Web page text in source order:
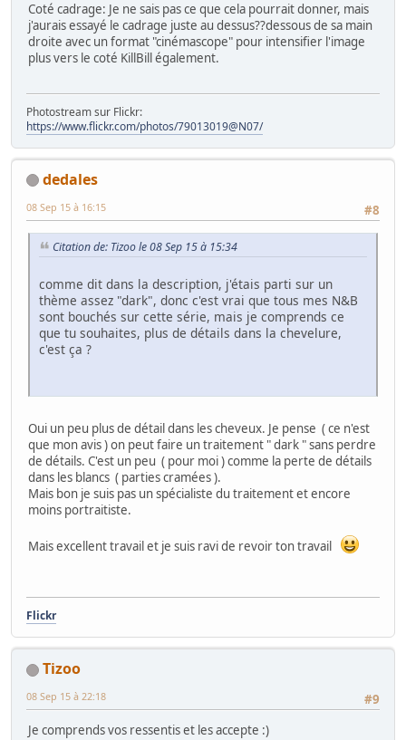
Coté cadrage: Je ne sais pas ce que cela pourrait donner, mais
j'aurais essayé le cadrage juste au dessus??dessous de sa main
droite avec un format "cinémascope" pour intensifier l'image
plus vers le coté KillBill également.
Photostream sur Flickr:
https://www.flickr.com/photos/79013019@N07/
dedales
#8
08 Sep 15 à 16:15
Citation de: Tizoo le 08 Sep 15 à 15:34
comme dit dans la description, j'étais parti sur un
thème assez "dark", donc c'est vrai que tous mes N&B
sont bouchés sur cette série, mais je comprends ce
que tu souhaites, plus de détails dans la chevelure,
c'est ça ?
Oui un peu plus de détail dans les cheveux. Je pense ( ce n'est
que mon avis ) on peut faire un traitement " dark " sans perdre
de détails. C'est un peu ( pour moi ) comme la perte de détails
dans les blancs ( parties cramées ).
Mais bon je suis pas un spécialiste du traitement et encore
moins portraitiste.
Mais excellent travail et je suis ravi de revoir ton travail
Flickr
Tizoo
#9
08 Sep 15 à 22:18
Je comprends vos ressentis et les accepte :)